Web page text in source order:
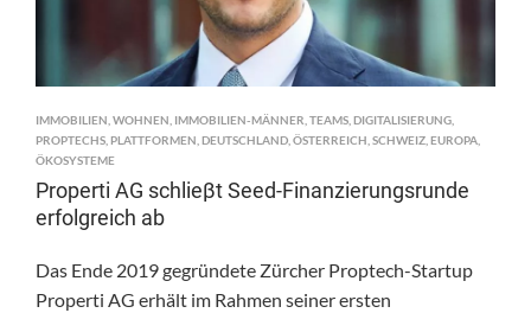
IMMOBILIEN,WOHNEN, IMMOBILIEN-MÄNNER,TEAMS,DIGITALISIERUNG,
PROPTECHS, PLATTFORMEN,DEUTSCHLAND,ÖSTERREICH,SCHWEIZ,EUROPA,
ÖKOSYSTEME
Properti AG schlieβt Seed-Finanzierungsrunde
erfolgreich ab
Das Ende 2019 gegründete Zürcher Proptech-Startup
Properti AG erhält im Rahmen seiner ersten